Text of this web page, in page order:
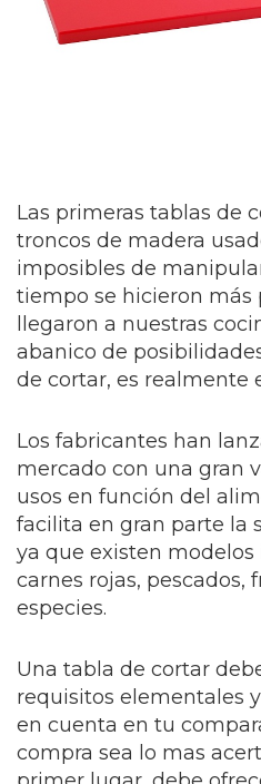
Las primeras tablas de
troncos de madera
imposibles de
tiempo se hicieron más
llegaron a nuestras
abanico de
de cortar, es realmente
Los fabricantes han
mercado con una gran
usos en función del
facilita en gran parte la
ya que existen modelos
carnes rojas, pescados,
especies.
Una tabla de cortar
requisitos elementales
en cuenta en tu
compra sea lo mas